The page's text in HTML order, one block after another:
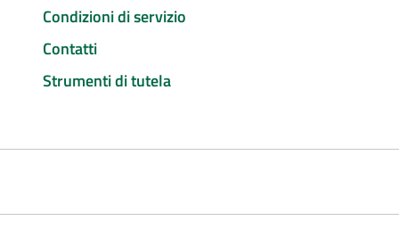
Condizioni di servizio
Contatti
Strumenti di tutela